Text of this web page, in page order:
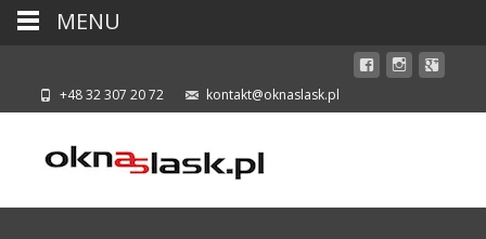
+48 32 307 20 72 kontakt@oknaslask.pl
MENU